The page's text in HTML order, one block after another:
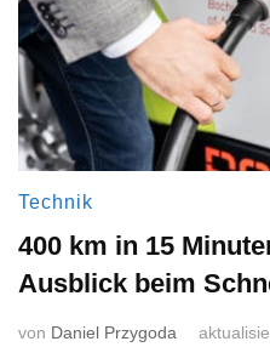
Technik
400 km in 15
Ausblick beim
von Daniel Przygoda